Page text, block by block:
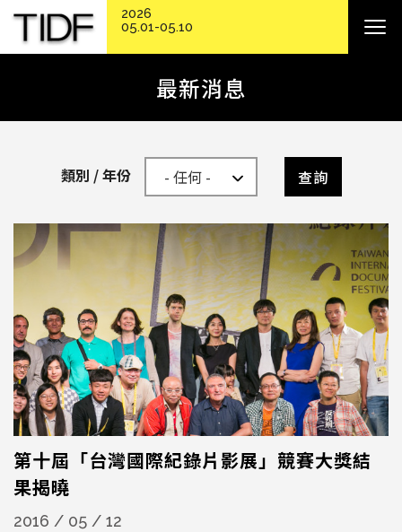
最新消息
類別 / 年份 查詢
第十屆「台灣國際紀錄片影展」競賽大獎結
果揭曉
2016 / 05 / 12
2026
05.01-05.10